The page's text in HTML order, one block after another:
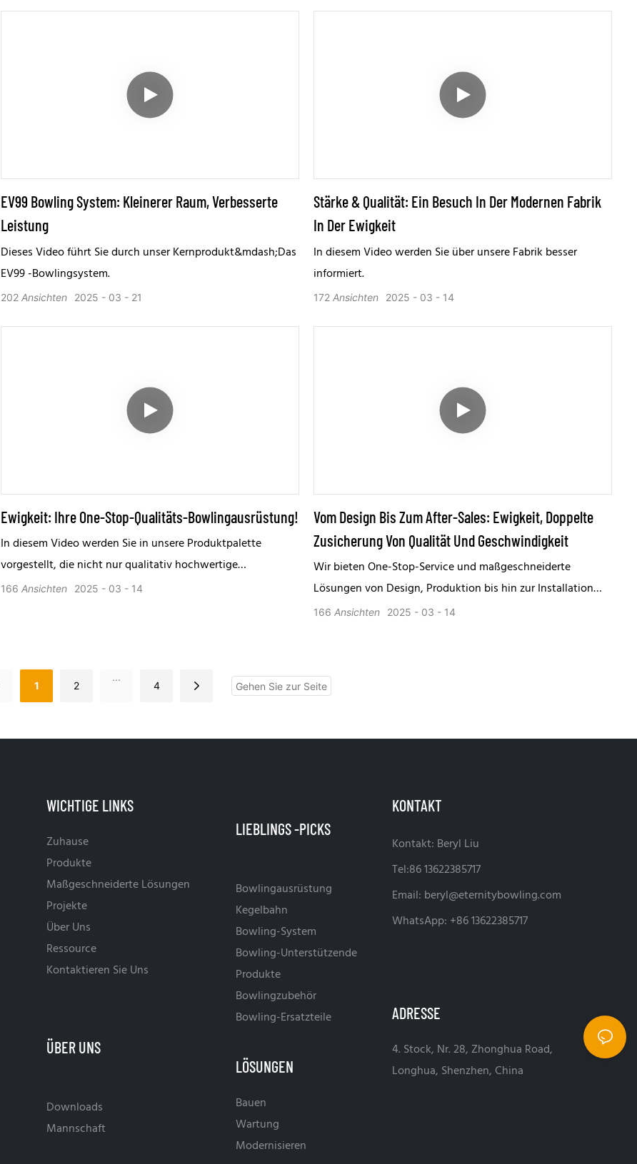
EV99 Bowling System: Kleinerer Raum, Verbesserte
Leistung
Dieses Video führt Sie durch unser Kernprodukt&mdash;Das
EV99 -Bowlingsystem.
2025 03 21
202 Ansichten
Stärke & Qualität: Ein Besuch In Der Modernen Fabrik
In Der Ewigkeit
In diesem Video werden Sie über unsere Fabrik besser
informiert.
2025 03 14
172 Ansichten
Ewigkeit: Ihre One-Stop-Qualitäts-Bowlingausrüstung!
In diesem Video werden Sie in unsere Produktpalette
vorgestellt, die nicht nur qualitativ hochwertige
Bowlingausrüstung, Bowlingkugeln, Stifte, Schuhe, sondern
2025 03 14
166 Ansichten
Vom Design Bis Zum After-Sales: Ewigkeit, Doppelte
Zusicherung Von Qualität Und Geschwindigkeit
Wir bieten One-Stop-Service und maßgeschneiderte
Lösungen von Design, Produktion bis hin zur Installation
und von der Beratung vor dem Verkauf bis hin zur
2025 03 14
166 Ansichten
1 2
...
4
WICHTIGE LINKS
Zuhause
Produkte
Maßgeschneiderte Lösungen
Projekte
Über Uns
Ressource
Kontaktieren Sie Uns
ÜBER UNS
Downloads
Mannschaft
LIEBLINGS -PICKS
Bowlingausrüstung
Kegelbahn
Bowling-System
Bowling-Unterstützende
Produkte
Bowlingzubehör
Bowling-Ersatzteile
LÖSUNGEN
Bauen
Wartung
Modernisieren
KONTAKT
Kontakt: Beryl Liu
Tel:86 13622385717
Email: beryl@eternitybowling.com
WhatsApp: +86 13622385717
ADRESSE
4. Stock, Nr. 28, Zhonghua Road,
Longhua, Shenzhen, China